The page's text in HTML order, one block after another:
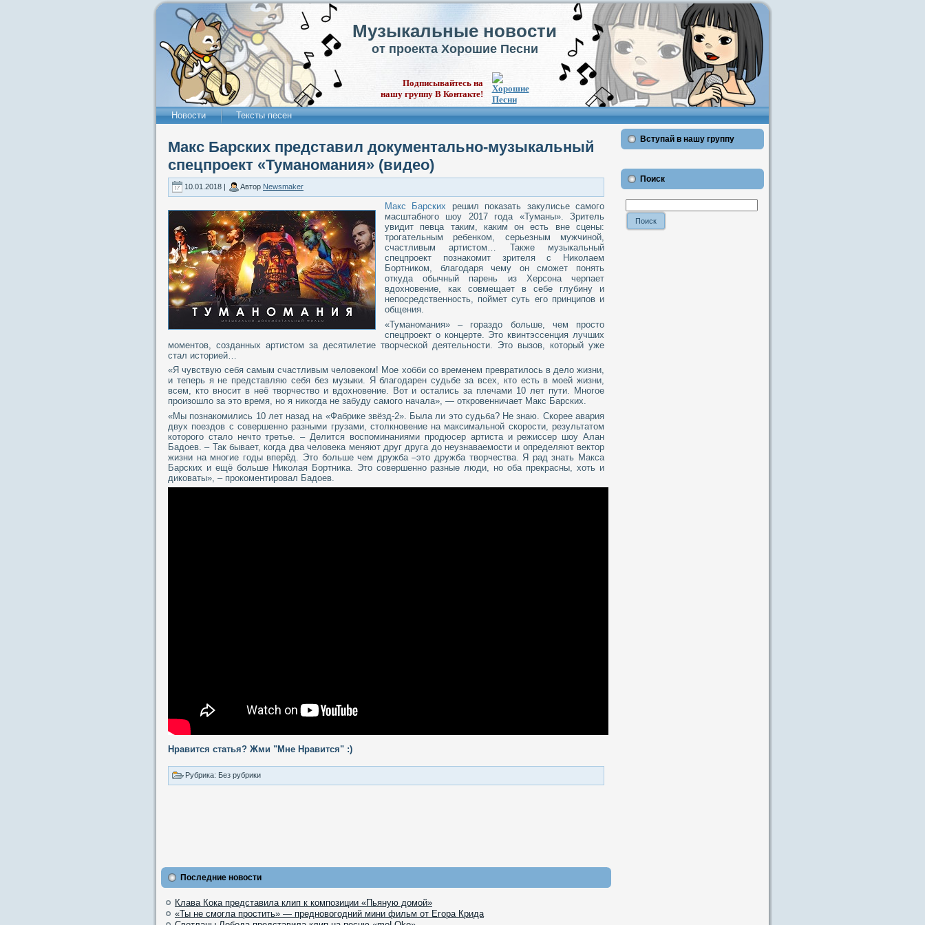
Музыкальные новости
от проекта Хорошие Песни
Подписывайтесь на
нашу группу В Контакте!
Новости Тексты песен
Макс Барских представил документально-музыкальный
спецпроект «Туманомания» (видео)
10.01.2018 | Автор Newsmaker
Макс Барских решил показать закулисье самого
масштабного шоу 2017 года «Туманы». Зритель
увидит певца таким, каким он есть вне сцены:
трогательным ребенком, серьезным мужчиной,
счастливым артистом… Также музыкальный
спецпроект познакомит зрителя с Николаем
Бортником, благодаря чему он сможет понять
откуда обычный парень из Херсона черпает
вдохновение, как совмещает в себе глубину и
непосредственность, поймет суть его принципов и
общения.
«Туманомания» – гораздо больше, чем просто
спецпроект о концерте. Это квинтэссенция лучших
моментов, созданных артистом за десятилетие творческой деятельности. Это вызов, который уже
стал историей…
«Я чувствую себя самым счастливым человеком! Мое хобби со временем превратилось в дело жизни,
и теперь я не представляю себя без музыки. Я благодарен судьбе за всех, кто есть в моей жизни,
всем, кто вносит в неё творчество и вдохновение. Вот и остались за плечами 10 лет пути. Многое
произошло за это время, но я никогда не забуду самого начала», — откровенничает Макс Барских.
«Мы познакомились 10 лет назад на «Фабрике звёзд-2». Была ли это судьба? Не знаю. Скорее авария
двух поездов с совершенно разными грузами, столкновение на максимальной скорости, результатом
которого стало нечто третье. – Делится воспоминаниями продюсер артиста и режиссер шоу Алан
Бадоев. – Так бывает, когда два человека меняют друг друга до неузнаваемости и определяют вектор
жизни на многие годы вперёд. Это больше чем дружба –это дружба творчества. Я рад знать Макса
Барских и ещё больше Николая Бортника. Это совершенно разные люди, но оба прекрасны, хоть и
диковаты», – прокоментировал Бадоев.
Нравится статья? Жми "Мне Нравится" :)
Рубрика: Без рубрики
Последние новости
Клава Кока представила клип к композиции «Пьяную домой»
«Ты не смогла простить» — предновогодний мини фильм от Егора Крида
Вступай в нашу группу
Поиск